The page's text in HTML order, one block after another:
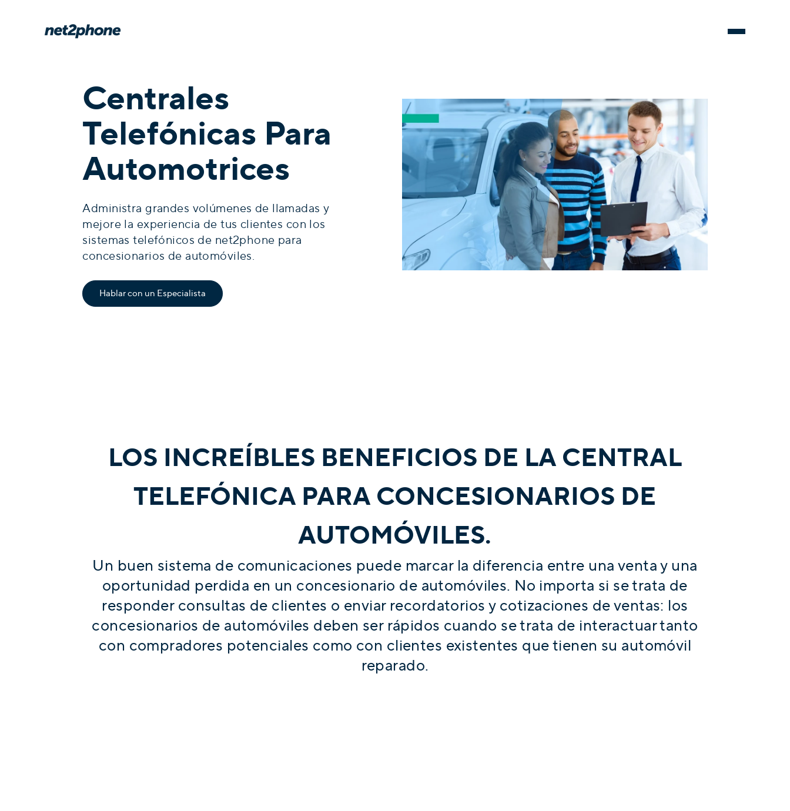
Centrales
Telefónicas Para
Automotrices
Administra grandes volúmenes de llamadas y
mejore la experiencia de tus clientes con los
sistemas telefónicos de net2phone para
concesionarios de automóviles.
Hablar con un Especialista
LOS INCREÍBLES BENEFICIOS DE LA CENTRAL
TELEFÓNICA PARA CONCESIONARIOS DE
AUTOMÓVILES.
Un buen sistema de comunicaciones puede marcar la diferencia entre una venta y una
oportunidad perdida en un concesionario de automóviles. No importa si se trata de
responder consultas de clientes o enviar recordatorios y cotizaciones de ventas: los
concesionarios de automóviles deben ser rápidos cuando se trata de interactuar tanto
con compradores potenciales como con clientes existentes que tienen su automóvil
reparado.